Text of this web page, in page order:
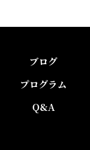
ブログ
プログラム
Q&A